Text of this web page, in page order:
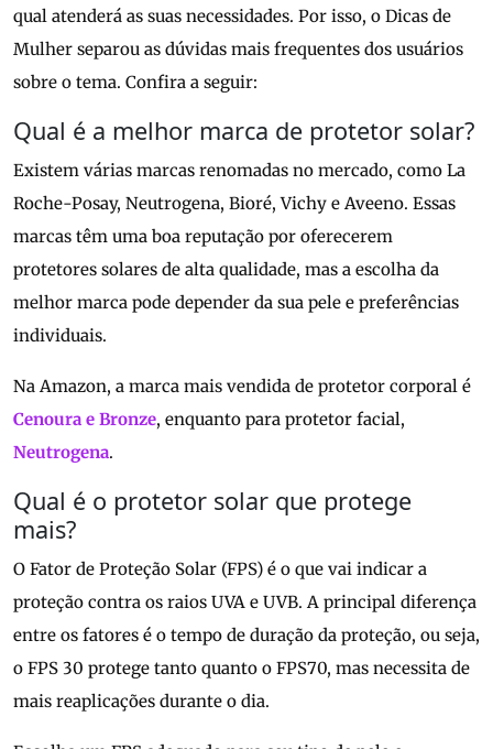
qual atenderá as suas necessidades. Por isso, o Dicas de
Mulher separou as dúvidas mais frequentes dos usuários
sobre o tema. Confira a seguir:
Qual é a melhor marca de protetor solar?
Existem várias marcas renomadas no mercado, como La
Roche-Posay, Neutrogena, Bioré, Vichy e Aveeno. Essas
marcas têm uma boa reputação por oferecerem
protetores solares de alta qualidade, mas a escolha da
melhor marca pode depender da sua pele e preferências
individuais.
Na Amazon, a marca mais vendida de protetor corporal é
Cenoura e Bronze, enquanto para protetor facial,
Neutrogena.
Qual é o protetor solar que protege
mais?
O Fator de Proteção Solar (FPS) é o que vai indicar a
proteção contra os raios UVA e UVB. A principal diferença
entre os fatores é o tempo de duração da proteção, ou seja,
o FPS 30 protege tanto quanto o FPS70, mas necessita de
mais reaplicações durante o dia.